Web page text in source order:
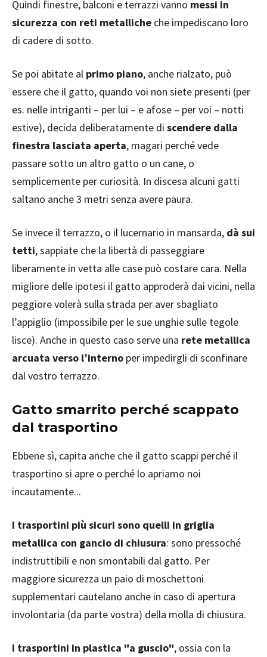
Quindi finestre, balconi e terrazzi vanno messi in
sicurezza con reti metalliche che impediscano loro
di cadere di sotto.
Se poi abitate al primo piano, anche rialzato, può
essere che il gatto, quando voi non siete presenti (per
es. nelle intriganti – per lui – e afose – per voi – notti
estive), decida deliberatamente di scendere dalla
finestra lasciata aperta, magari perché vede
passare sotto un altro gatto o un cane, o
semplicemente per curiosità. In discesa alcuni gatti
saltano anche 3 metri senza avere paura.
Se invece il terrazzo, o il lucernario in mansarda, dà sui
tetti, sappiate che la libertà di passeggiare
liberamente in vetta alle case può costare cara. Nella
migliore delle ipotesi il gatto approderà dai vicini, nella
peggiore volerà sulla strada per aver sbagliato
l’appiglio (impossibile per le sue unghie sulle tegole
lisce). Anche in questo caso serve una rete metallica
arcuata verso l’interno per impedirgli di sconfinare
dal vostro terrazzo.
Gatto smarrito perché scappato
dal trasportino
Ebbene sì, capita anche che il gatto scappi perché il
trasportino si apre o perché lo apriamo noi
incautamente...
I trasportini più sicuri sono quelli in griglia
metallica con gancio di chiusura: sono pressoché
indistruttibili e non smontabili dal gatto. Per
maggiore sicurezza un paio di moschettoni
supplementari cautelano anche in caso di apertura
involontaria (da parte vostra) della molla di chiusura.
I trasportini in plastica "a guscio", ossia con la